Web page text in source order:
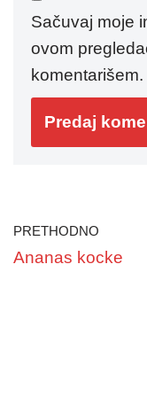
Sačuvaj moje
ovom
komentarišem.
PRETHODNO
Ananas kocke